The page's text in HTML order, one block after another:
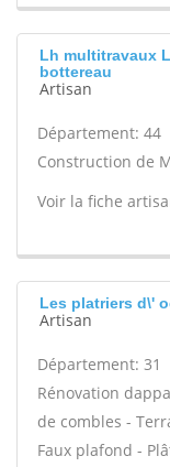
Lh multitravaux
bottereau
Artisan
Département: 44
Construction de
Voir la fiche
Les platriers d\'
Artisan
Département: 31
Rénovation
de combles -
Faux plafond -